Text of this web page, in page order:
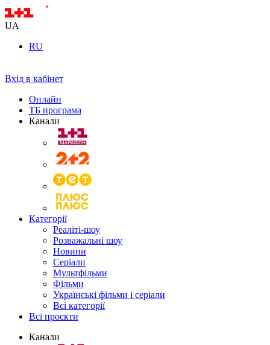
UA
RU
Вхід в кабінет
Онлайн
ТБ програма
Канали
Категорії
Реаліті-шоу
Розважальні шоу
Новини
Серіали
Мультфільми
Фільми
Українські фільми і серіали
Всі категорії
Всі проєкти
Канали